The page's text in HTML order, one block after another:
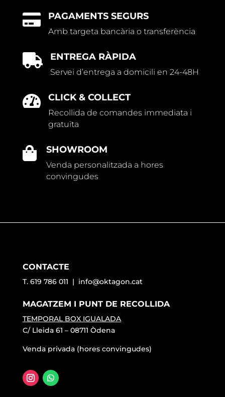
 PAGAMENTS SEGURS
Amb targeta bancària o transferència
 ENTREGA RÀPIDA
Servei d’entrega a domicili en 24-48H
 CLICK & COLLECT
Recollida de comandes immediata i
gratuïta
 SHOWROOM
Venda personalitzada a hores
convingudes
CONTACTE
T. 619 786 011 | info@oktagon.cat
MAGATZEM I PUNT DE RECOLLIDA
TEMPORAL BOX IGUALADA
C/ Lleida 61 – 08711 Òdena
Venda privada (hores convingudes)